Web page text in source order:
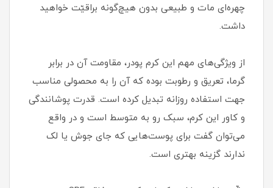
چهره‌ای مات و طبیعی بدون هیچ‌گونه براقیّت خواهید
داشت.
از ویژگی‌های مهم این کرم پودر، مقاومت آن در برابر
گرما، تعریق و رطوبت بوده که آن را به محصولی مناسب
جهت استفاده روزانه تبدیل کرده است. قدرت پوشانندگی
و کاور این کرم، سبک رو به متوسط است و در واقع
می‌توان گفت برای پوست‌هایی که جای جوش یا لک
ندارند گزینه بهتری است.